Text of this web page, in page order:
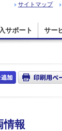
サイトマップ
サポート サー
情報